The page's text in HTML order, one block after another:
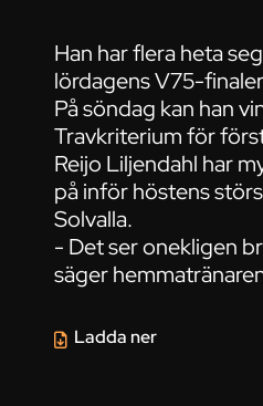
Han har flera heta
lördagens V75-
På söndag kan han
Travkriterium för
Reijo Liljendahl har
på inför höstens
Solvalla.
- Det ser onekligen
säger
Ladda ner